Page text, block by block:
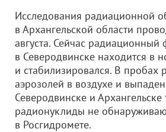
Исследования радиационной
в Архангельской области
августа. Сейчас радиационный
в Северодвинске находится в
и стабилизировался. В пробах
аэрозолей в воздухе и
Северодвинске и
радионуклиды не
в Росгидромете.